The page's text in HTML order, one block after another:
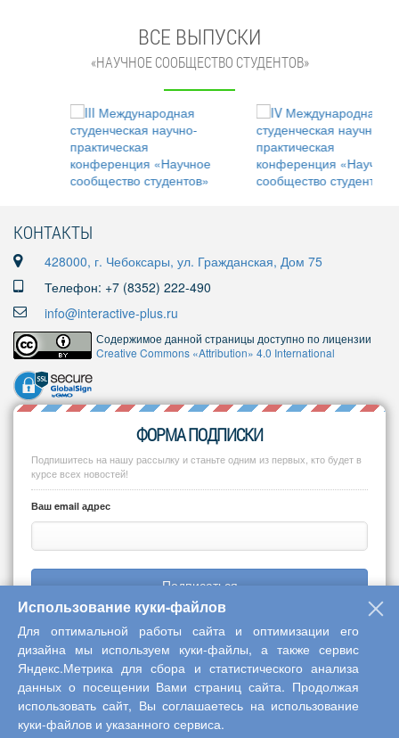
ВСЕ ВЫПУСКИ
«НАУЧНОЕ СООБЩЕСТВО СТУДЕНТОВ»
КОНТАКТЫ
428000, г. Чебоксары, ул. Гражданская, Дом 75
Телефон: +7 (8352) 222-490
info@interactive-plus.ru
Содержимое данной страницы доступно по лицензии
Creative Commons «Attribution» 4.0 International
ФОРМА ПОДПИСКИ
Подпишитесь на нашу рассылку и станьте одним из первых, кто будет в
курсе всех новостей!
Ваш email адрес
Подписаться
Copyright © 2013-2026 Центр научного сотрудничества «Интерактив
плюс»
Использование куки-файлов
Для оптимальной работы сайта и оптимизации его
дизайна мы используем куки-файлы, а также сервис
Яндекс.Метрика для сбора и статистического анализа
данных о посещении Вами страниц сайта. Продолжая
использовать сайт, Вы соглашаетесь на использование
куки-файлов и указанного сервиса.